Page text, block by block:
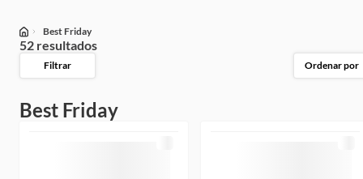
Best Friday
52 resultados
Filtrar Ordenar por
Best Friday